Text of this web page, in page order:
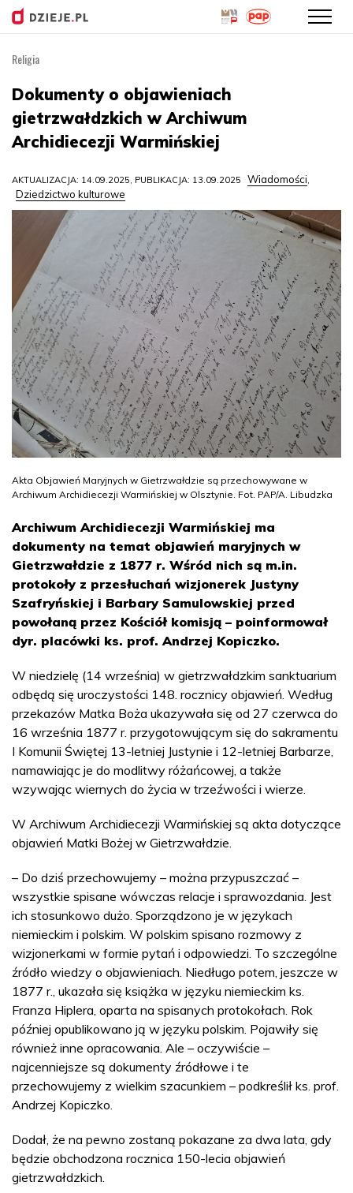
treści
Religia
Dokumenty o objawieniach
gietrzwałdzkich w Archiwum
Archidiecezji Warmińskiej
AKTUALIZACJA: 14.09.2025, PUBLIKACJA: 13.09.2025 Wiadomości,
Dziedzictwo kulturowe
Akta Objawień Maryjnych w Gietrzwałdzie są przechowywane w
Archiwum Archidiecezji Warmińskiej w Olsztynie. Fot. PAP/A. Libudzka
Archiwum Archidiecezji Warmińskiej ma
dokumenty na temat objawień maryjnych w
Gietrzwałdzie z 1877 r. Wśród nich są m.in.
protokoły z przesłuchań wizjonerek Justyny
Szafryńskiej i Barbary Samulowskiej przed
powołaną przez Kościół komisją – poinformował
dyr. placówki ks. prof. Andrzej Kopiczko.
W niedzielę (14 września) w gietrzwałdzkim sanktuarium
odbędą się uroczystości 148. rocznicy objawień. Według
przekazów Matka Boża ukazywała się od 27 czerwca do
16 września 1877 r. przygotowującym się do sakramentu
I Komunii Świętej 13-letniej Justynie i 12-letniej Barbarze,
namawiając je do modlitwy różańcowej, a także
wzywając wiernych do życia w trzeźwości i wierze.
W Archiwum Archidiecezji Warmińskiej są akta dotyczące
objawień Matki Bożej w Gietrzwałdzie.
– Do dziś przechowujemy – można przypuszczać –
wszystkie spisane wówczas relacje i sprawozdania. Jest
ich stosunkowo dużo. Sporządzono je w językach
niemieckim i polskim. W polskim spisano rozmowy z
wizjonerkami w formie pytań i odpowiedzi. To szczególne
źródło wiedzy o objawieniach. Niedługo potem, jeszcze w
1877 r., ukazała się książka w języku niemieckim ks.
Franza Hiplera, oparta na spisanych protokołach. Rok
później opublikowano ją w języku polskim. Pojawiły się
również inne opracowania. Ale – oczywiście –
najcenniejsze są dokumenty źródłowe i te
przechowujemy z wielkim szacunkiem – podkreślił ks. prof.
Andrzej Kopiczko.
Dodał, że na pewno zostaną pokazane za dwa lata, gdy
będzie obchodzona rocznica 150-lecia objawień
gietrzwałdzkich.